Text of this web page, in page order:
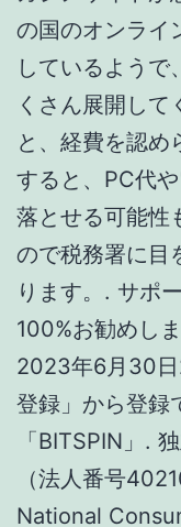
100%お勧めし
2023年6月30日
登録」から登
「BITSPIN」.
（法人番号
National
それ以外にも既
ーナスなど、オ
は異なってきま
オンラ
日出金
以下はチェリー